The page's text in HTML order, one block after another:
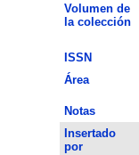
Volumen de
la colección
ISSN
Área
Notas
Insertado
por